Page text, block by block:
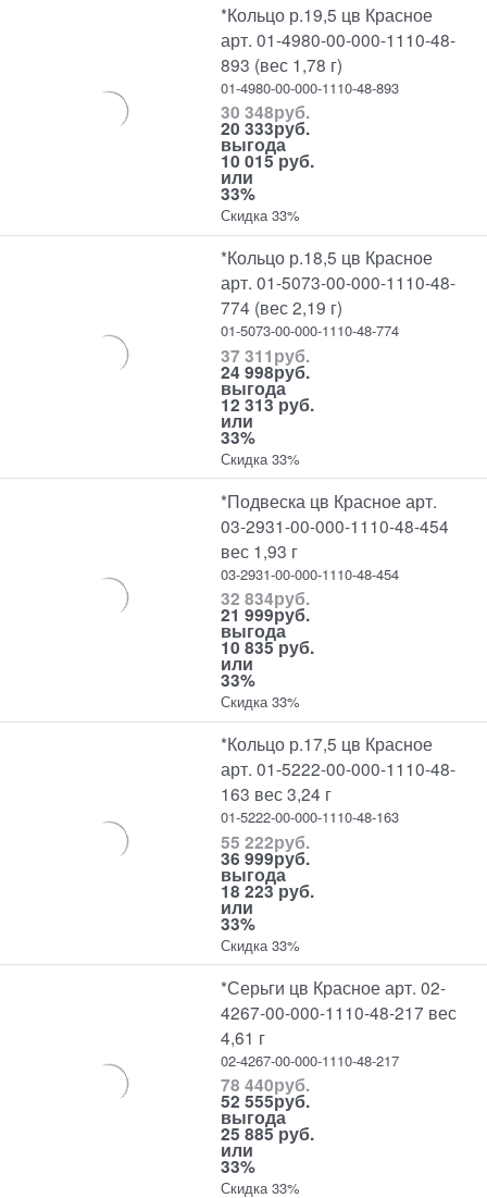
*Кольцо р.19,5 цв Красное
арт. 01-4980-00-000-1110-48-
893 (вес 1,78 г)
01-4980-00-000-1110-48-893
30 348руб.
20 333руб.
выгода
10 015 руб.
или
33%
Скидка 33%
*Кольцо р.18,5 цв Красное
арт. 01-5073-00-000-1110-48-
774 (вес 2,19 г)
01-5073-00-000-1110-48-774
37 311руб.
24 998руб.
выгода
12 313 руб.
или
33%
Скидка 33%
*Подвеска цв Красное арт.
03-2931-00-000-1110-48-454
вес 1,93 г
03-2931-00-000-1110-48-454
32 834руб.
21 999руб.
выгода
10 835 руб.
или
33%
Скидка 33%
*Кольцо р.17,5 цв Красное
арт. 01-5222-00-000-1110-48-
163 вес 3,24 г
01-5222-00-000-1110-48-163
55 222руб.
36 999руб.
выгода
18 223 руб.
или
33%
Скидка 33%
*Серьги цв Красное арт. 02-
4267-00-000-1110-48-217 вес
4,61 г
02-4267-00-000-1110-48-217
78 440руб.
52 555руб.
выгода
25 885 руб.
или
33%
Скидка 33%